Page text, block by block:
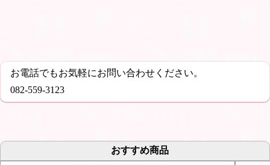
お電話でもお気軽にお問い合わせください。
082-559-3123
おすすめ商品